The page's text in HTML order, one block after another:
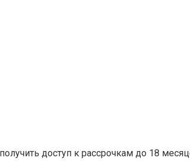
доступ к рассрочкам до 18